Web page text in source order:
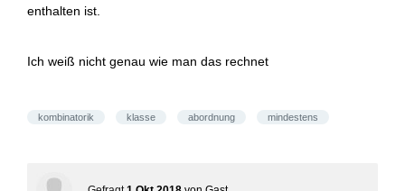
enthalten ist.
Ich weiß nicht genau wie man das rechnet
kombinatorik klasse abordnung mindestens